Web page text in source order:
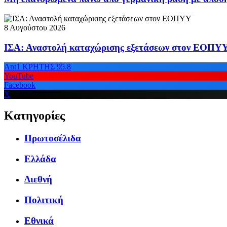
8 Αυγούστου 2026
ΙΣΑ: Αναστολή καταχώρισης εξετάσεων στον
Ant1 ΚΡΗΤΗΣ 95.8
YouTube
Facebook
X
Κατηγορίες
Πρωτοσέλιδα
Ελλάδα
Διεθνή
Πολιτική
Εθνικά